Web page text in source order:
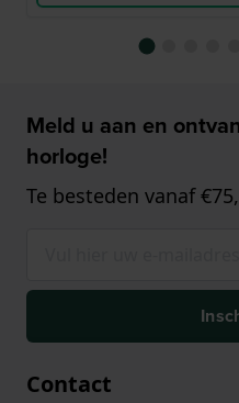
Meld u aan en
horloge!
Te besteden vanaf
Contact